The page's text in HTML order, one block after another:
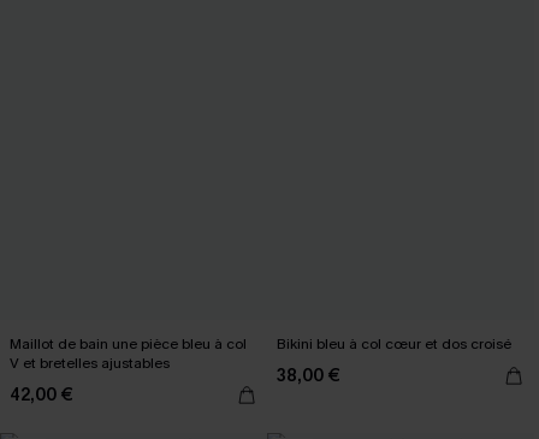
Maillot de bain une pièce bleu à col
V et bretelles ajustables
42,00 €
Bikini bleu à col cœur et dos croisé
38,00 €